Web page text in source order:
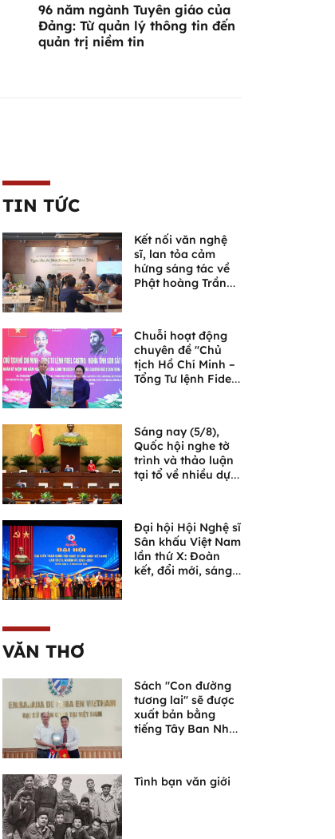
96 năm ngành Tuyên giáo của
Đảng: Từ quản lý thông tin đến
quản trị niềm tin
TIN TỨC
Kết nối văn nghệ
sĩ, lan tỏa cảm
hứng sáng tác về
Phật hoàng Trần
Chuỗi hoạt động
chuyên đề "Chủ
tịch Hồ Chí Minh –
Tổng Tư lệnh Fidel
Sáng nay (5/8),
Quốc hội nghe tờ
trình và thảo luận
tại tổ về nhiều dự
Đại hội Hội Nghệ sĩ
Sân khấu Việt Nam
lần thứ X: Đoàn
kết, đổi mới, sáng
VĂN THƠ
Sách "Con đường
tương lai" sẽ được
xuất bản bằng
tiếng Tây Ban Nha
Tình bạn văn giới